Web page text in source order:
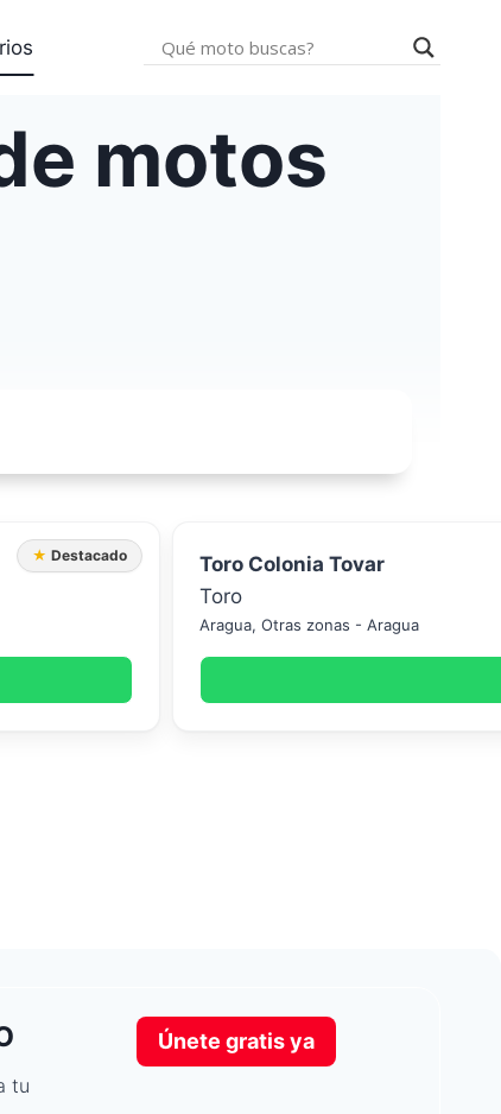
motos
★ Destacado
Toro Colonia Tovar
Toro
Aragua, Otras zonas - Aragua
tu
Únete gratis ya